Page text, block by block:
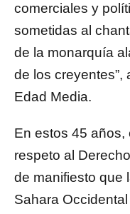
comerciales y
sometidas al
de la monarquía
de los creyentes”,
Edad Media.
En estos 45 años,
respeto al
de manifiesto que
Sahara